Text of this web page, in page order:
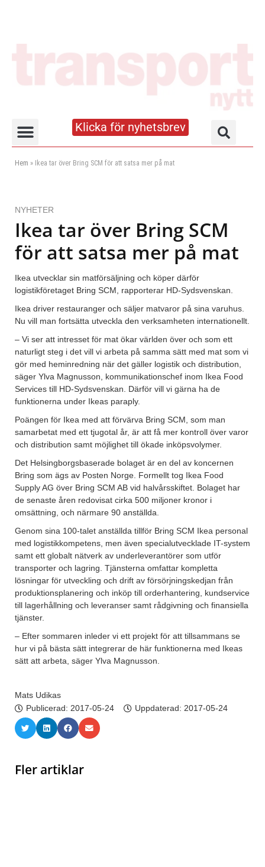
Klicka för nyhetsbrev
Hem » Ikea tar över Bring SCM för att satsa mer på mat
NYHETER
Ikea tar över Bring SCM
för att satsa mer på mat
Ikea utvecklar sin matförsäljning och köper därför
logistikföretaget Bring SCM, rapporterar HD-Sydsvenskan.
Ikea driver restauranger och säljer matvaror på sina varuhus.
Nu vill man fortsätta utveckla den verksamheten internationellt.
– Vi ser att intresset för mat ökar världen över och som ett
naturligt steg i det vill vi arbeta på samma sätt med mat som vi
gör med heminredning när det gäller logistik och distribution,
säger Ylva Magnusson, kommunikationschef inom Ikea Food
Services till HD-Sydsvenskan. Därför vill vi gärna ha de
funktionerna under Ikeas paraply.
Poängen för Ikea med att förvärva Bring SCM, som man
samarbetat med ett tjugotal år, är att få mer kontroll över varor
och distribution samt möjlighet till ökade inköpsvolymer.
Det Helsingborgsbaserade bolaget är en del av koncernen
Bring som ägs av Posten Norge. Formellt tog Ikea Food
Supply AG över Bring SCM AB vid halvårsskiftet. Bolaget har
de senaste åren redovisat cirka 500 miljoner kronor i
omsättning, och närmare 90 anställda.
Genom sina 100-talet anställda tillför Bring SCM Ikea personal
med logistikkompetens, men även specialutvecklade IT-system
samt ett globalt nätverk av underleverantörer som utför
transporter och lagring. Tjänsterna omfattar kompletta
lösningar för utveckling och drift av försörjningskedjan från
produktionsplanering och inköp till orderhantering, kundservice
till lagerhållning och leveranser samt rådgivning och finansiella
tjänster.
– Efter sommaren inleder vi ett projekt för att tillsammans se
hur vi på bästa sätt integrerar de här funktionerna med Ikeas
sätt att arbeta, säger Ylva Magnusson.
Mats Udikas
Publicerad: 2017-05-24 Uppdaterad: 2017-05-24
Fler artiklar